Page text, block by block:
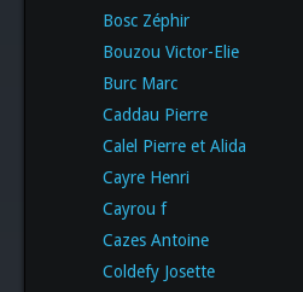
Bosc Zéphir
Bouzou Victor-Elie
Burc Marc
Caddau Pierre
Calel Pierre et Alida
Cayre Henri
Cayrou f
Cazes Antoine
Coldefy Josette